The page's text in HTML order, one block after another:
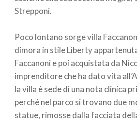
Strepponi.
Poco lontano sorge villa
dimora in stile Liberty
Faccanoni e poi acquistata da
imprenditore che ha dato vita
la villa è sede di una nota clinica
perché nel parco si trovano due
statue, rimosse dalla facciata